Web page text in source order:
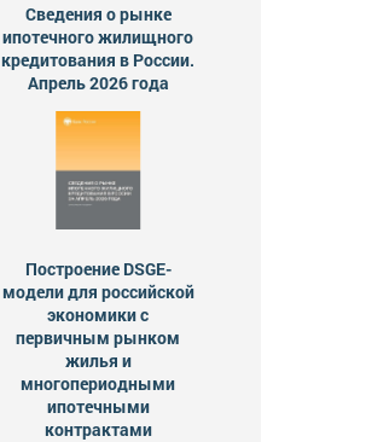
Сведения о рынке
ипотечного жилищного
кредитования в России.
Апрель 2026 года
Построение DSGE-
модели для российской
экономики с
первичным рынком
жилья и
многопериодными
ипотечными
контрактами